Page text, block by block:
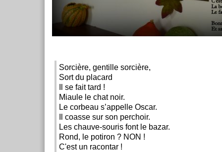
Sorcière, gentille sorcière,
Sort du placard
Il se fait tard !
Miaule le chat noir.
Le corbeau s’appelle Oscar.
Il coasse sur son perchoir.
Les chauve-souris font le bazar.
Rond, le potiron ? NON !
C'est un racontar !